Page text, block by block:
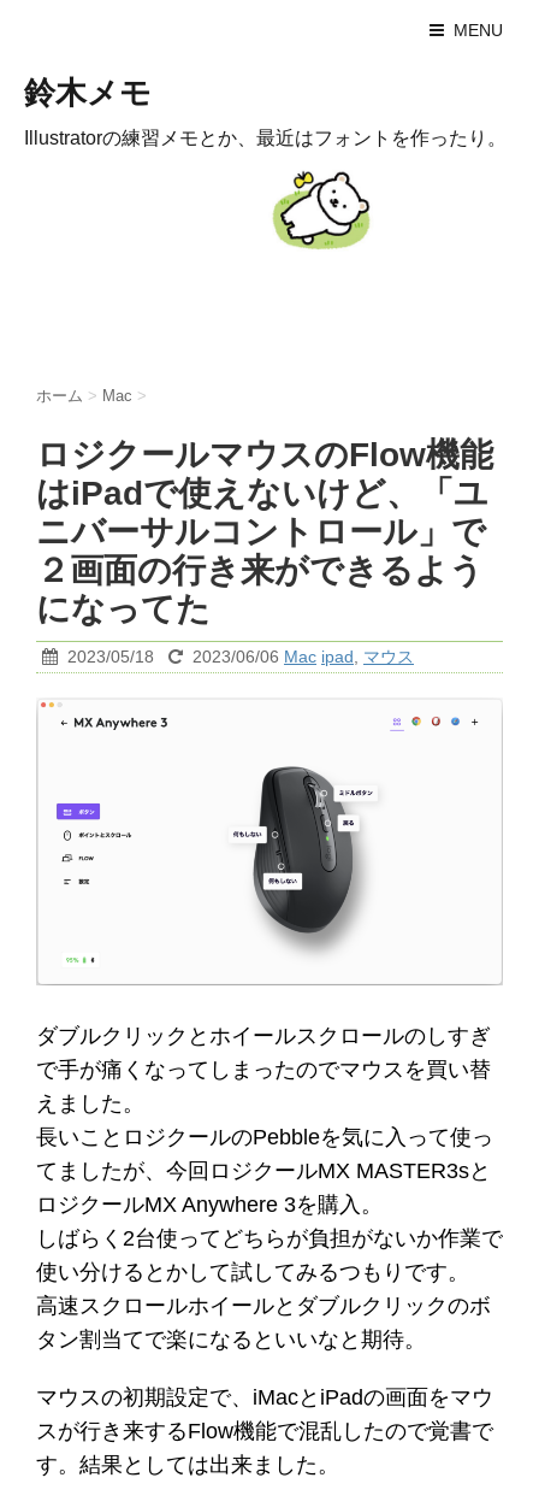
MENU
鈴木メモ
Illustratorの練習メモとか、最近はフォントを作ったり。
ホーム > Mac >
ロジクールマウスのFlow機能
はiPadで使えないけど、「ユ
ニバーサルコントロール」で
２画面の行き来ができるよう
になってた
2023/05/18 2023/06/06 Mac ipad マウス
ダブルクリックとホイールスクロールのしすぎ
で手が痛くなってしまったのでマウスを買い替
えました。
長いことロジクールのPebbleを気に入って使っ
てましたが、今回ロジクールMX MASTER3sと
ロジクールMX Anywhere 3を購入。
しばらく2台使ってどちらが負担がないか作業で
使い分けるとかして試してみるつもりです。
高速スクロールホイールとダブルクリックのボ
タン割当てで楽になるといいなと期待。
マウスの初期設定で、iMacとiPadの画面をマウ
スが行き来するFlow機能で混乱したので覚書で
す。結果としては出来ました。